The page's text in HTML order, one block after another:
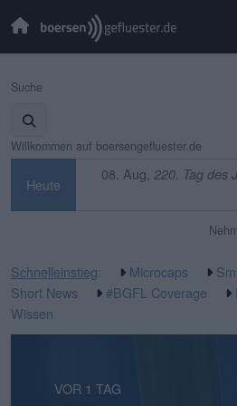
Suche
Willkommen auf boersengefluester.de
Heute
08. Aug, 220. Tag des
Schnelleinstieg: Microcaps
Short News
#BGFL Coverage
Wissen
VOR 1 TAG
VOR 1 TAG
VOR 1 TAG
VOR 2 TAGEN
VOR 3 TAGEN
VOR 4 TAGEN
VOR 5 TAGEN
VOR 5 TAGEN
VOR 1 WOCHE
VOR 1 WOCHE
VOR 2 WOCHEN
VOR 2 WOCHEN
VOR 2 WOCHEN
VOR 2 WOCHEN
VOR 3 WOCHEN